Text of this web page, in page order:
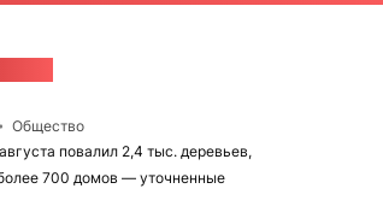
Общество
повалил 2,4 тыс. деревьев,
700 домов — уточненные